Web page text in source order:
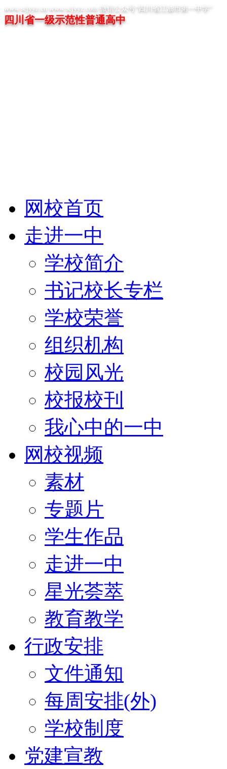
www.scjyyz.cn www.scjyyz.com 微信公众号“四川省江油市第一中学”
四川省一级示范性普通高中
网校首页
走进一中
学校简介
书记校长专栏
学校荣誉
组织机构
校园风光
校报校刊
我心中的一中
网校视频
素材
专题片
学生作品
走进一中
星光荟萃
教育教学
行政安排
文件通知
每周安排(外)
学校制度
党建宣教